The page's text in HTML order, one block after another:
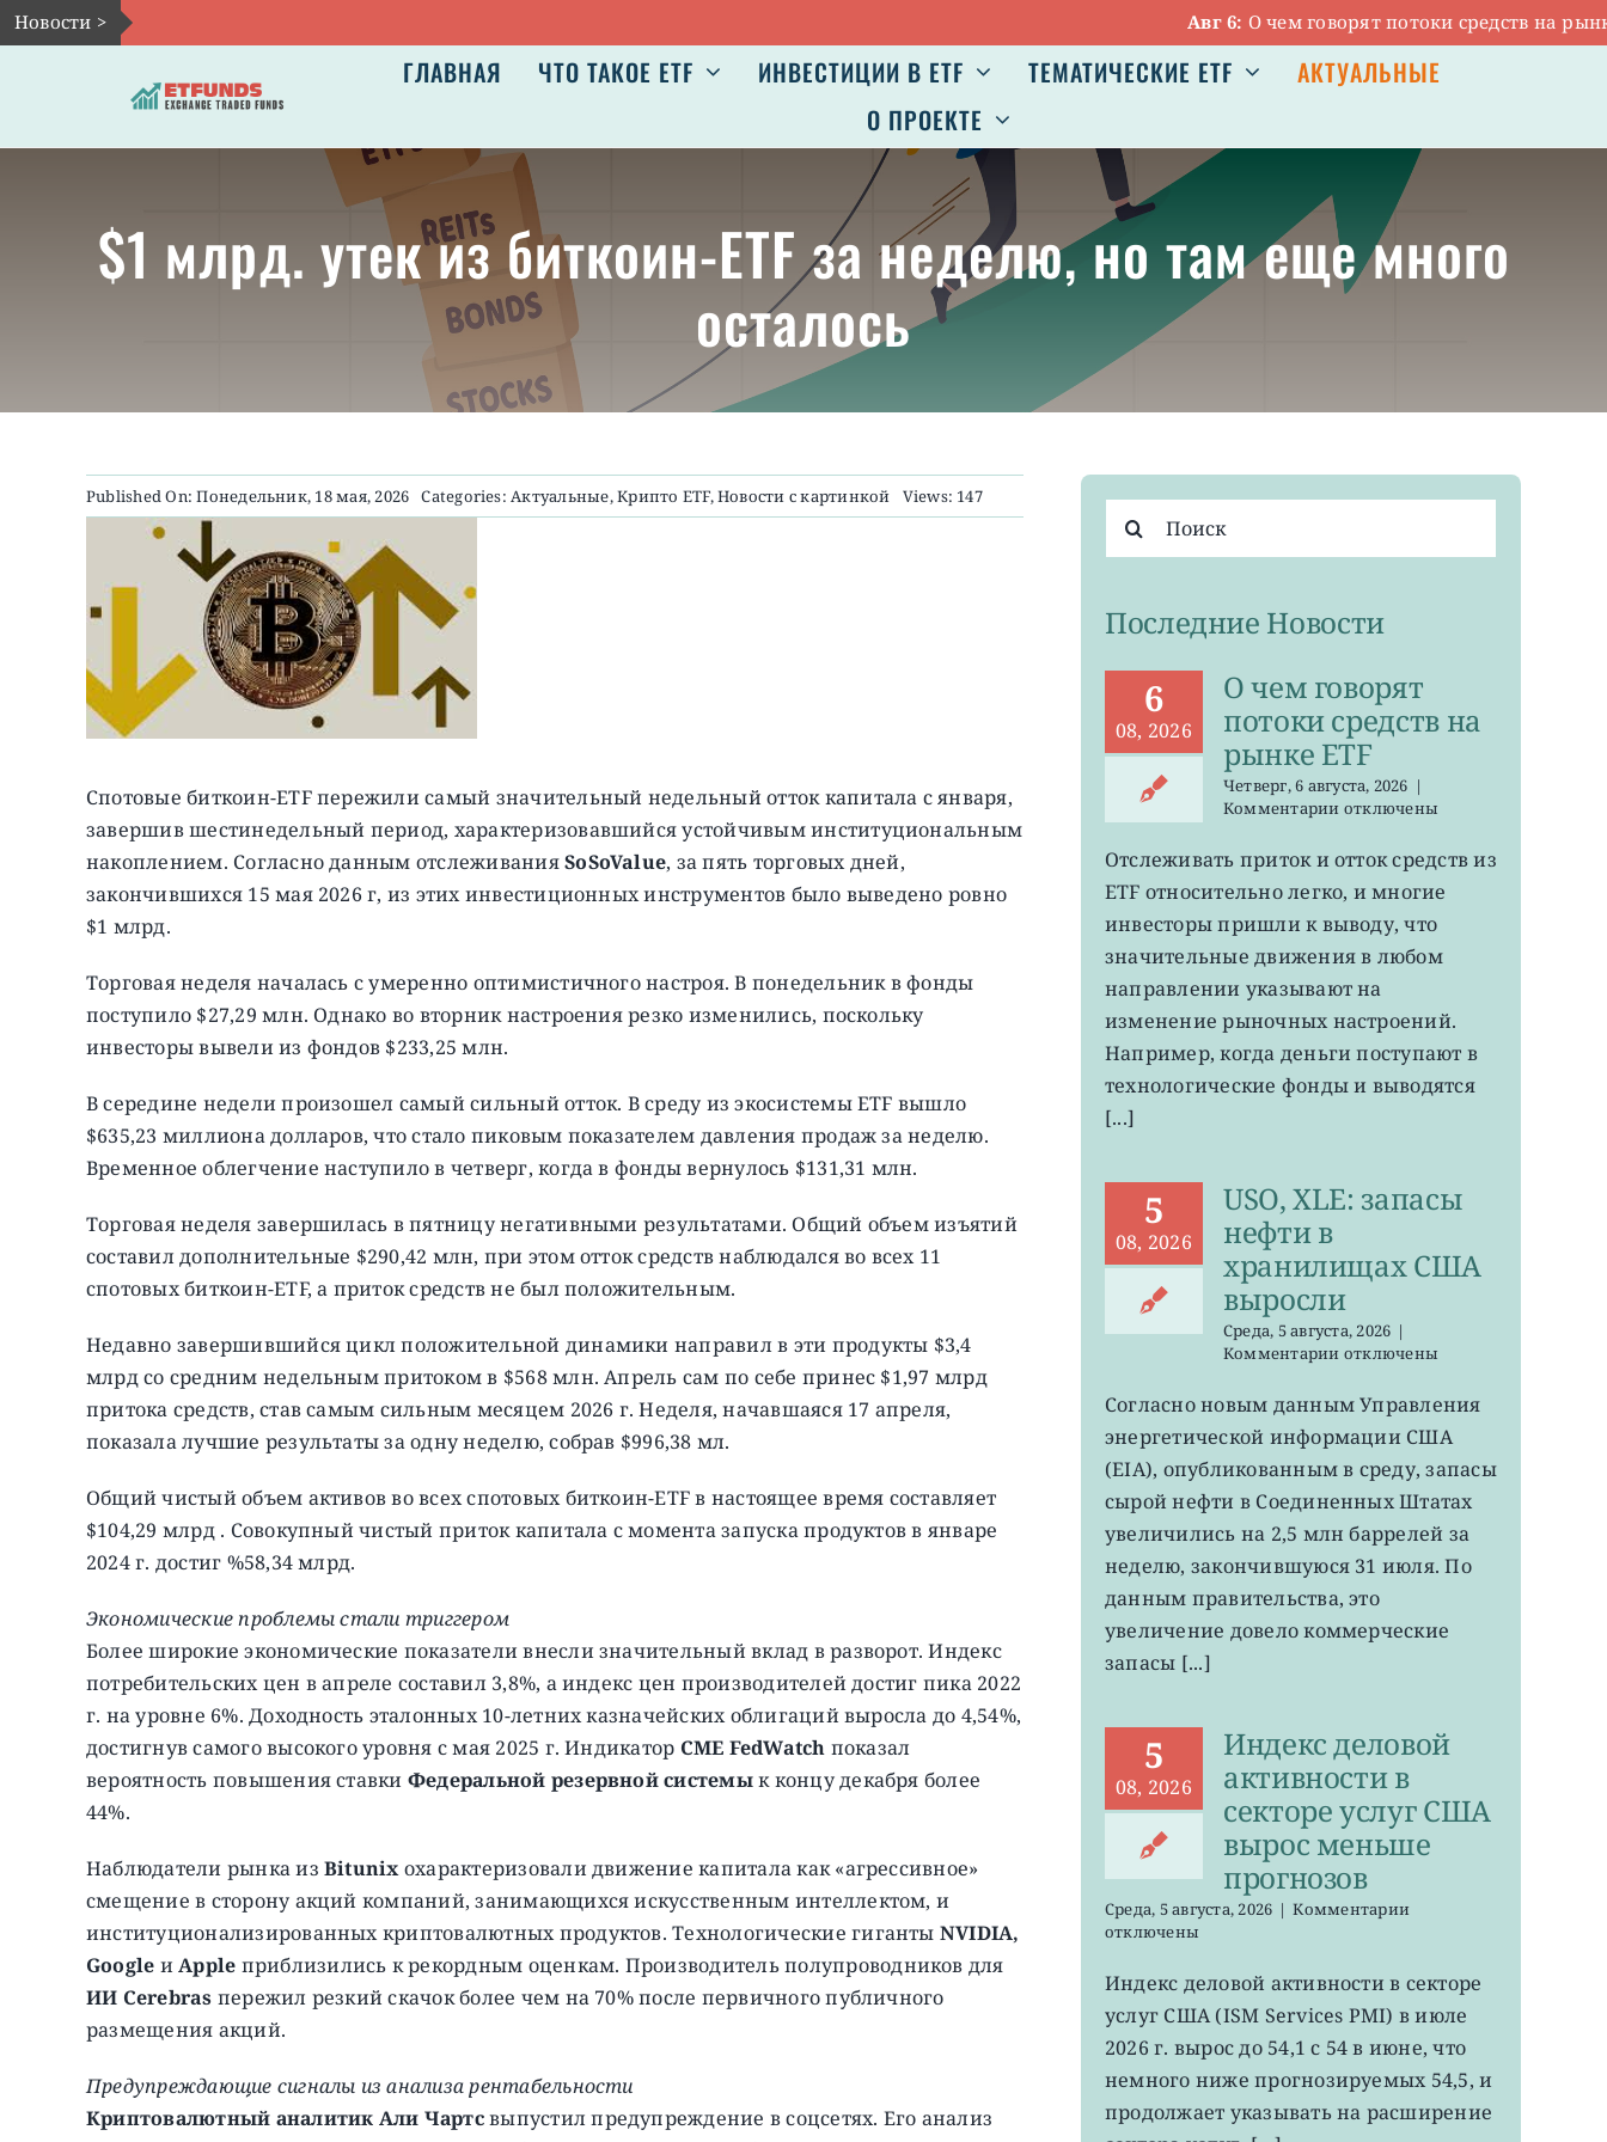
Skip
to
Новости > Авг 6:О чем говорят потоки средств на рынке ETF
ГЛАВНАЯ ЧТО ТАКОЕ ETF ИНВЕСТИЦИИ В ETF ТЕМАТИЧЕСКИЕ ETF
АКТУАЛЬНЫЕ
О ПРОЕКТЕ
$1 млрд. утек из биткоин-ETF за неделю, но там еще много
осталось
Published On: Понедельник, 18 мая, 2026 Categories:Актуальные,Крипто ETF,Новости с картинкой Views: 147
Спотовые биткоин-ETF пережили самый значительный недельный отток капитала с января,
завершив шестинедельный период, характеризовавшийся устойчивым институциональным
накоплением. Согласно данным отслеживанияSoSoValue, за пять торговых дней,
закончившихся 15 мая 2026 г, из этих инвестиционных инструментов было выведено ровно
$1 млрд.
Торговая неделя началась с умеренно оптимистичного настроя. В понедельник в фонды
поступило $27,29 млн. Однако во вторник настроения резко изменились, поскольку
инвесторы вывели из фондов $233,25 млн.
В середине недели произошел самый сильный отток. В среду из экосистемы ETF вышло
$635,23 миллиона долларов, что стало пиковым показателем давления продаж за неделю.
Временное облегчение наступило в четверг, когда в фонды вернулось $131,31 млн.
Торговая неделя завершилась в пятницу негативными результатами. Общий объем изъятий
составил дополнительные $290,42 млн, при этом отток средств наблюдался во всех 11
спотовых биткоин-ETF, а приток средств не был положительным.
Недавно завершившийся цикл положительной динамики направил в эти продукты $3,4
млрд со средним недельным притоком в $568 млн. Апрель сам по себе принес $1,97 млрд
притока средств, став самым сильным месяцем 2026 г. Неделя, начавшаяся 17 апреля,
показала лучшие результаты за одну неделю, собрав $996,38 мл.
Общий чистый объем активов во всех спотовых биткоин-ETF в настоящее время составляет
$104,29 млрд . Совокупный чистый приток капитала с момента запуска продуктов в январе
2024 г. достиг %58,34 млрд.
Экономические проблемы стали триггером
Более широкие экономические показатели внесли значительный вклад в разворот. Индекс
потребительских цен в апреле составил 3,8%, а индекс цен производителей достиг пика 2022
г. на уровне 6%. Доходность эталонных 10-летних казначейских облигаций выросла до 4,54%,
достигнув самого высокого уровня с мая 2025 г. Индикатор CME FedWatch показал
вероятность повышения ставки Федеральной резервной системык концу декабря более
44%.
Наблюдатели рынка из Bitunixохарактеризовали движение капитала как «агрессивное»
смещение в сторону акций компаний, занимающихся искусственным интеллектом, и
институционализированных криптовалютных продуктов. Технологические гиганты NVIDIA,
Google иApple приблизились к рекордным оценкам. Производитель полупроводников для
ИИ Cerebras пережил резкий скачок более чем на 70% после первичного публичного
размещения акций.
Предупреждающие сигналы из анализа рентабельности
Криптовалютный аналитик Али Чартсвыпустил предупреждение в соцсетях. Его анализ
поиска:
Последние Новости
6
08, 2026
О чем говорят
потоки средств на
рынке ETF
Четверг, 6 августа, 2026 |
Комментариик
О
говорят
потоки
средств
на
рынке
отключены
Отслеживать приток и отток средств из
ETF относительно легко, и многие
инвесторы пришли к выводу, что
значительные движения в любом
направлении указывают на
изменение рыночных настроений.
Например, когда деньги поступают в
технологические фонды и выводятся
[...]
5
08, 2026
USO, XLE: запасы
нефти в
хранилищах США
выросли
Среда, 5 августа, 2026 |
Комментариик
USO,
запасы
нефти
хранилищах
США
выросли
отключены
Согласно новым данным Управления
энергетической информации США
(EIA), опубликованным в среду, запасы
сырой нефти в Соединенных Штатах
увеличились на 2,5 млн баррелей за
неделю, закончившуюся 31 июля. По
данным правительства, это
увеличение довело коммерческие
запасы [...]
5
08, 2026
Индекс деловой
активности в
секторе услуг США
вырос меньше
прогнозов
Среда, 5 августа, 2026 | Комментариик
деловой
активности
в
секторе
США
вырос
отключены
Индекс деловой активности в секторе
услуг США (ISM Services PMI) в июле
2026 г. вырос до 54,1 с 54 в июне, что
немного ниже прогнозируемых 54,5, и
продолжает указывать на расширение